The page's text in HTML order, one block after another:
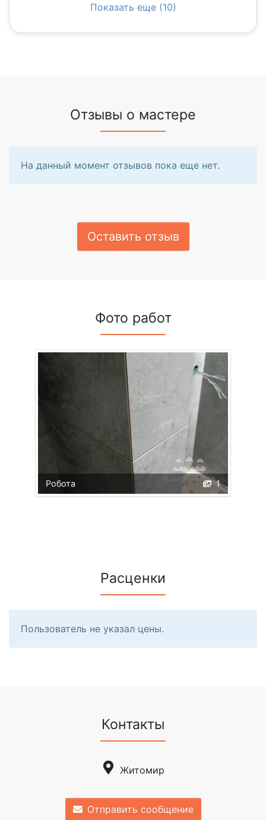
Показать еще (10)
Отзывы о мастере
На данный момент отзывов пока еще нет.
Оставить отзыв
Фото работ
1
Робота
Расценки
Пользователь не указал цены.
Контакты
Житомир
Отправить сообщение